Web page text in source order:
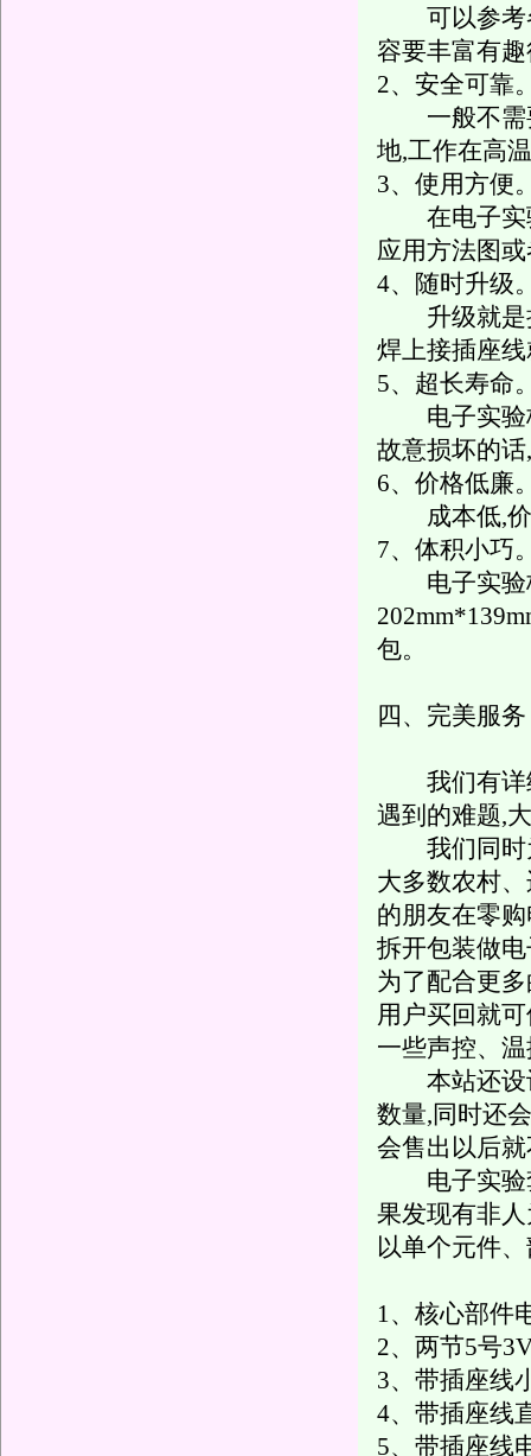
可以参考各
容要丰富有
2、安全可靠
一般不需要
地,工作在高
3、使用方便
在电子实验
应用方法图
4、随时升级
升级就是扩
焊上接插座
5、超长寿命
电子实验板
故意损坏的
6、价格低廉
成本低,价
7、体积小巧
电子实验板
包。
四、完美服务
我们有详细
遇到的难题,
我们同时为
大多数农村
的朋友在零
拆开包装做
为了配合更
用户买回就
一些声控、
本站还设计
数量,同时还
会售出以后
电子实验套
果发现有非
以单个元件
1、核心部件
2、两节5号
3、带插座线
4、带插座线
5、带插座线